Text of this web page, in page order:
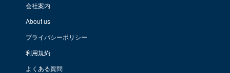
会社案内
About us
プライバシーポリシー
利用規約
よくある質問